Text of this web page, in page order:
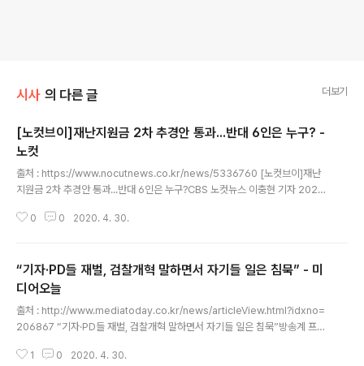
시사 의 다른 글 더보기
[노컷브이]재난지원금 2차 추경안 통과...반대 6인은 누구? -
노컷
출처 : https://www.nocutnews.co.kr/news/5336760 [노컷브이]재난
지원금 2차 추경안 통과...반대 6인은 누구?CBS 노컷뉴스 이충현 기자 2020
2차 추가경정예산안이 30일 자정을 넘어서야 국회 본의회를 통과했다. 재석 2
김무성 의원은 SNS를 통해 "경제가 이렇게 어려움에 빠진 상황에서 '긴급재난
지원금 전 국민 100% 지급'과 같은 포퓰리즘까지 더해지면 대한민국은 급격히
나락으로 떨어질 수밖에 없다"고 주장했다. 또한 반대표를 던진..
0 0 2020. 4. 30.
“기자·PD들 재벌, 검찰개혁 말하면서 자기들 일은 침묵” - 미
디어오늘
출처 : http://www.mediatoday.co.kr/news/articleView.html?idxno=
206867 “기자·PD들 재벌, 검찰개혁 말하면서 자기들 일은 침묵”방송계 프리
약자에 관심? 자격 없다”손가영 기자 ya@mediatoday.co.kr 승인 2020.0
1 0 2020. 4. 30.